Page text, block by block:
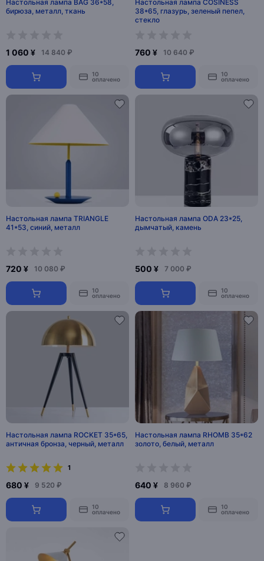
Настольная лампа BAG 36*58,
бирюза, металл, ткань
1 060 ¥ 14 840 ₽
10
оплачено
Настольная лампа COSINESS
38*65, глазурь, зеленый пепел,
стекло
760 ¥ 10 640 ₽
10
оплачено
Настольная лампа TRIANGLE
41*53, синий, металл
720 ¥ 10 080 ₽
10
оплачено
Настольная лампа ODA 23*25,
дымчатый, камень
500 ¥ 7 000 ₽
10
оплачено
Настольная лампа ROCKET 35*65,
античная бронза, черный, металл
1
680 ¥ 9 520 ₽
10
оплачено
Настольная лампа RHOMB 35*62
золото, белый, металл
640 ¥ 8 960 ₽
10
оплачено